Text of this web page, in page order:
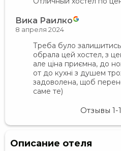
Вика Раилко
8 апреля 2024
Треба було
обрала цей хостел, з
але ціна приємна, до
от до кухні з душем
задоволена, щоб
саме те)
Отзывы 1-
Описание отеля